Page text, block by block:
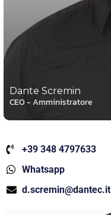
Dante Scremin
CEO - Amministratore
+39 348 4797633
Whatsapp
d.scremin@dantec.it